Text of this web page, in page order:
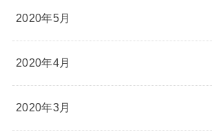
2020年5月
2020年4月
2020年3月